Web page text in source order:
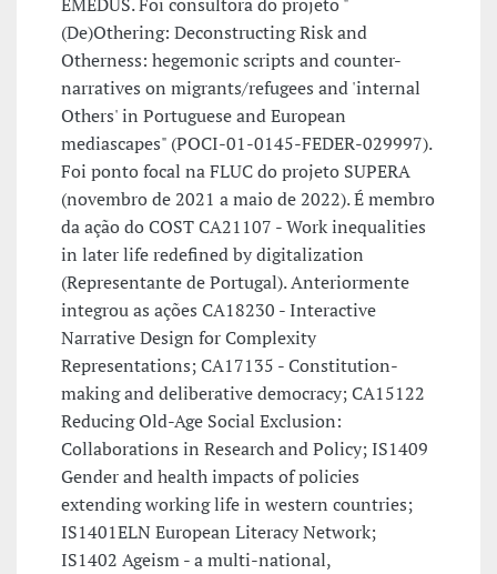
(De)Othering: Deconstructing Risk and
Otherness: hegemonic scripts and counter-
narratives on migrants/refugees and 'internal
Others' in Portuguese and European
mediascapes" (POCI-01-0145-FEDER-029997).
Foi ponto focal na FLUC do projeto SUPERA
(novembro de 2021 a maio de 2022). É membro
da ação do COST CA21107 - Work inequalities
in later life redefined by digitalization
(Representante de Portugal). Anteriormente
integrou as ações CA18230 - Interactive
Narrative Design for Complexity
Representations; CA17135 - Constitution-
making and deliberative democracy; CA15122
Reducing Old-Age Social Exclusion:
Collaborations in Research and Policy; IS1409
Gender and health impacts of policies
extending working life in western countries;
IS1401ELN European Literacy Network;
IS1402 Ageism - a multi-national,